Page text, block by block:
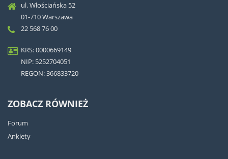
ul. Włościańska 52
01-710 Warszawa
22 568 76 00
KRS: 0000669149
NIP: 5252704051
REGON: 366833720
ZOBACZ RÓWNIEŻ
Forum
Ankiety